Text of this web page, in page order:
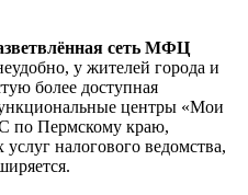
сеть МФЦ
у жителей города и
более доступная
центры «Мои
по Пермскому краю,
налогового ведомства,